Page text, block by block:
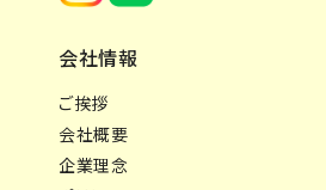
会社情報
ご挨拶
会社概要
企業理念